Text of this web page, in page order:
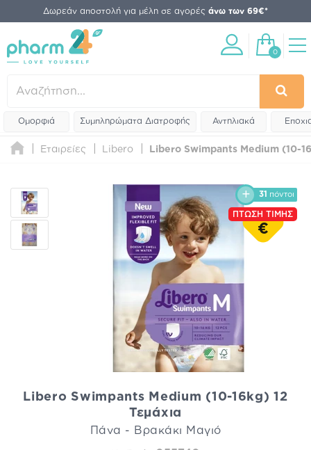
Δωρεάν αποστολή για μέλη σε αγορές άνω των 69€*
0
Ομορφιά Συμπληρώματα Διατροφής Αντηλιακά
Εταιρείες Libero Libero Swimpants Medium (10-
31 πόντοι
ΠΤΩΣΗ ΤΙΜΗΣ
€
Libero Swimpants Medium (10-16kg) 12
Τεμάχια
Πάνα - Βρακάκι Μαγιό